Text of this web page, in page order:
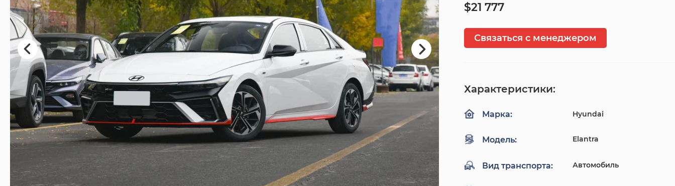
$21 777
Связаться с менеджером
Характеристики:
Марка: Hyundai
Модель: Elantra
Вид транспорта: Автомобиль